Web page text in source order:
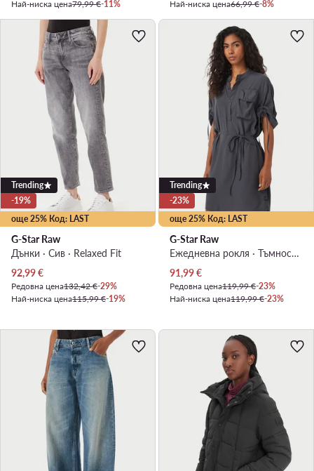
Най-ниска цена79,99 €-11%
Най-ниска цена66,99 €-8%
още 25% Код: LAST
Trending
-19%
G-Star Raw
Дънки · Сив · Relaxed Fit
Актуална цена
92,99€
Редовна цена132,42 €-29%
Най-ниска цена115,99 €-19%
още 25% Код: LAST
Trending
-23%
G-Star Raw
Ежедневна рокля · Тъмносив · Мини
Актуална цена
91,99€
Редовна цена119,99 €-23%
Най-ниска цена119,99 €-23%